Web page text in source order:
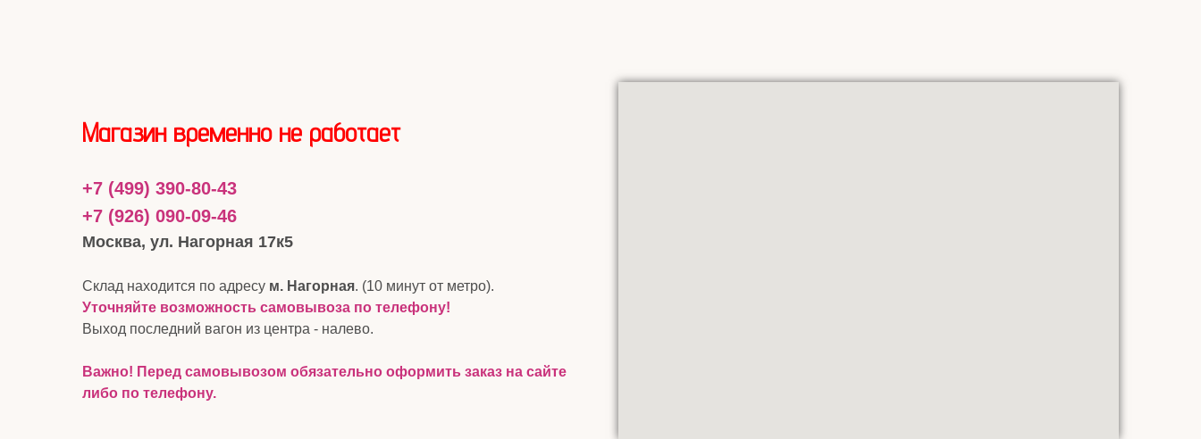
Магазин временно не работает
+7 (499) 390-80-43
+7 (926) 090-09-46
Москва, ул. Нагорная 17к5
Склад находится по адресу м. Нагорная. (10 минут от метро).
Уточняйте возможность самовывоза по телефону!
Выход последний вагон из центра - налево.
Важно! Перед самовывозом обязательно оформить заказ на сайте
либо по телефону.